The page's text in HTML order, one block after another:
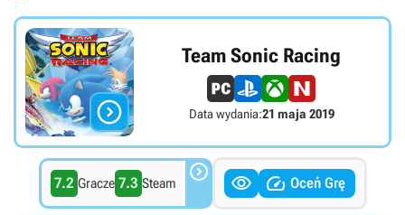

Team Sonic Racing
Data wydania:21 maja 2019
7.2 Gracze 7.3 Steam    Oceń Grę